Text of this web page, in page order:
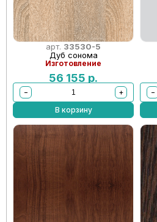
арт. 33530-5
Дуб сонома
Изготовление
56 155 р.
−
+
В корзину
−